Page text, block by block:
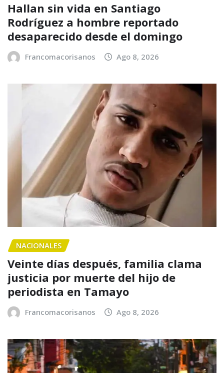
Hallan sin vida en Santiago
Rodríguez a hombre reportado
desaparecido desde el domingo
Francomacorisanos Ago 8, 2026
NACIONALES
Veinte días después, familia clama
justicia por muerte del hijo de
periodista en Tamayo
Francomacorisanos Ago 8, 2026